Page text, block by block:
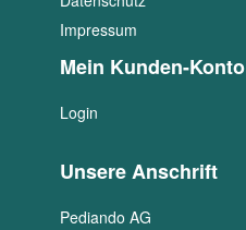
Impressum
Mein Kunden-Konto
Login
Unsere Anschrift
Pediando AG